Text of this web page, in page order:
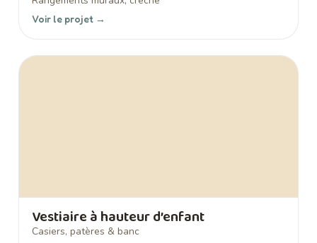
Voir le projet →
Vestiaire à hauteur d’enfant
Casiers, patères & banc